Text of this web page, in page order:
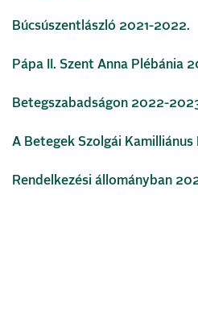
Búcsúszentlászló 2021-2022.
Pápa II. Szent Anna Plébánia
Betegszabadságon 2022-
A Betegek Szolgái
Rendelkezési állományban